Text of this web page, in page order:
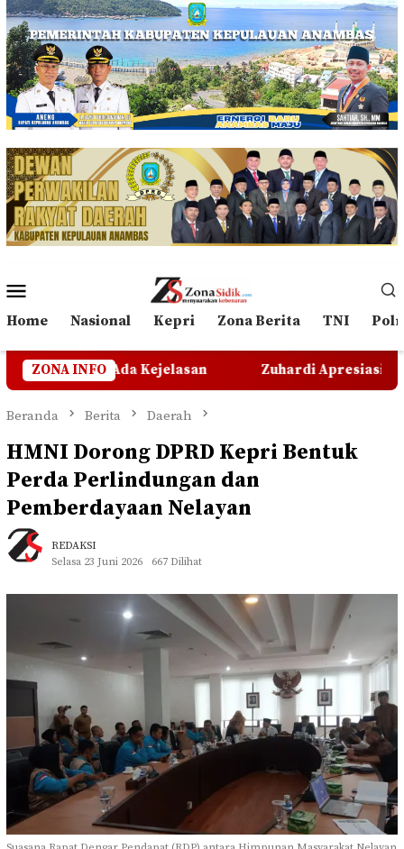
Loncat
ke
konten
Mobile
Home Nasional Kepri Zona Berita TNI
ZONA INFOZuhardi Apresiasi Kehadiran Pekerja PT
Beranda Berita Daerah
HMNI Dorong DPRD Kepri Bentuk
Perda Perlindungan dan
Pemberdayaan Nelayan
REDAKSI
Selasa 23 Juni 2026
667 Dilihat